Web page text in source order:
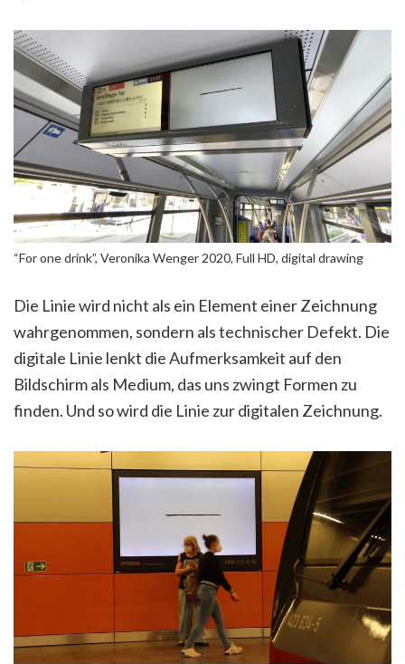
“For one drink”, Veronika Wenger 2020, Full HD, digital drawing
Die Linie wird nicht als ein Element einer Zeichnung
wahrgenommen, sondern als technischer Defekt. Die
digitale Linie lenkt die Aufmerksamkeit auf den
Bildschirm als Medium, das uns zwingt Formen zu
finden. Und so wird die Linie zur digitalen Zeichnung.